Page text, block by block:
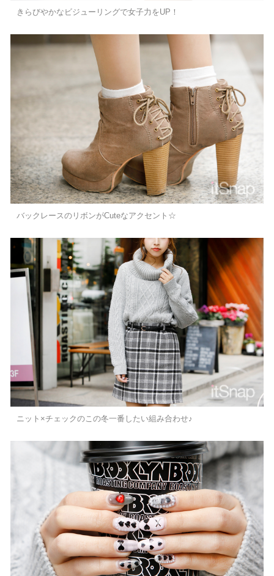
きらびやかなビジューリングで女子力をUP！
バックレースのリボンがCuteなアクセント☆
ニット×チェックのこの冬一番したい組み合わせ♪